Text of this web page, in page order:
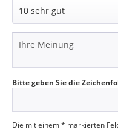
Bitte geben Sie die
Die mit einem * markierten